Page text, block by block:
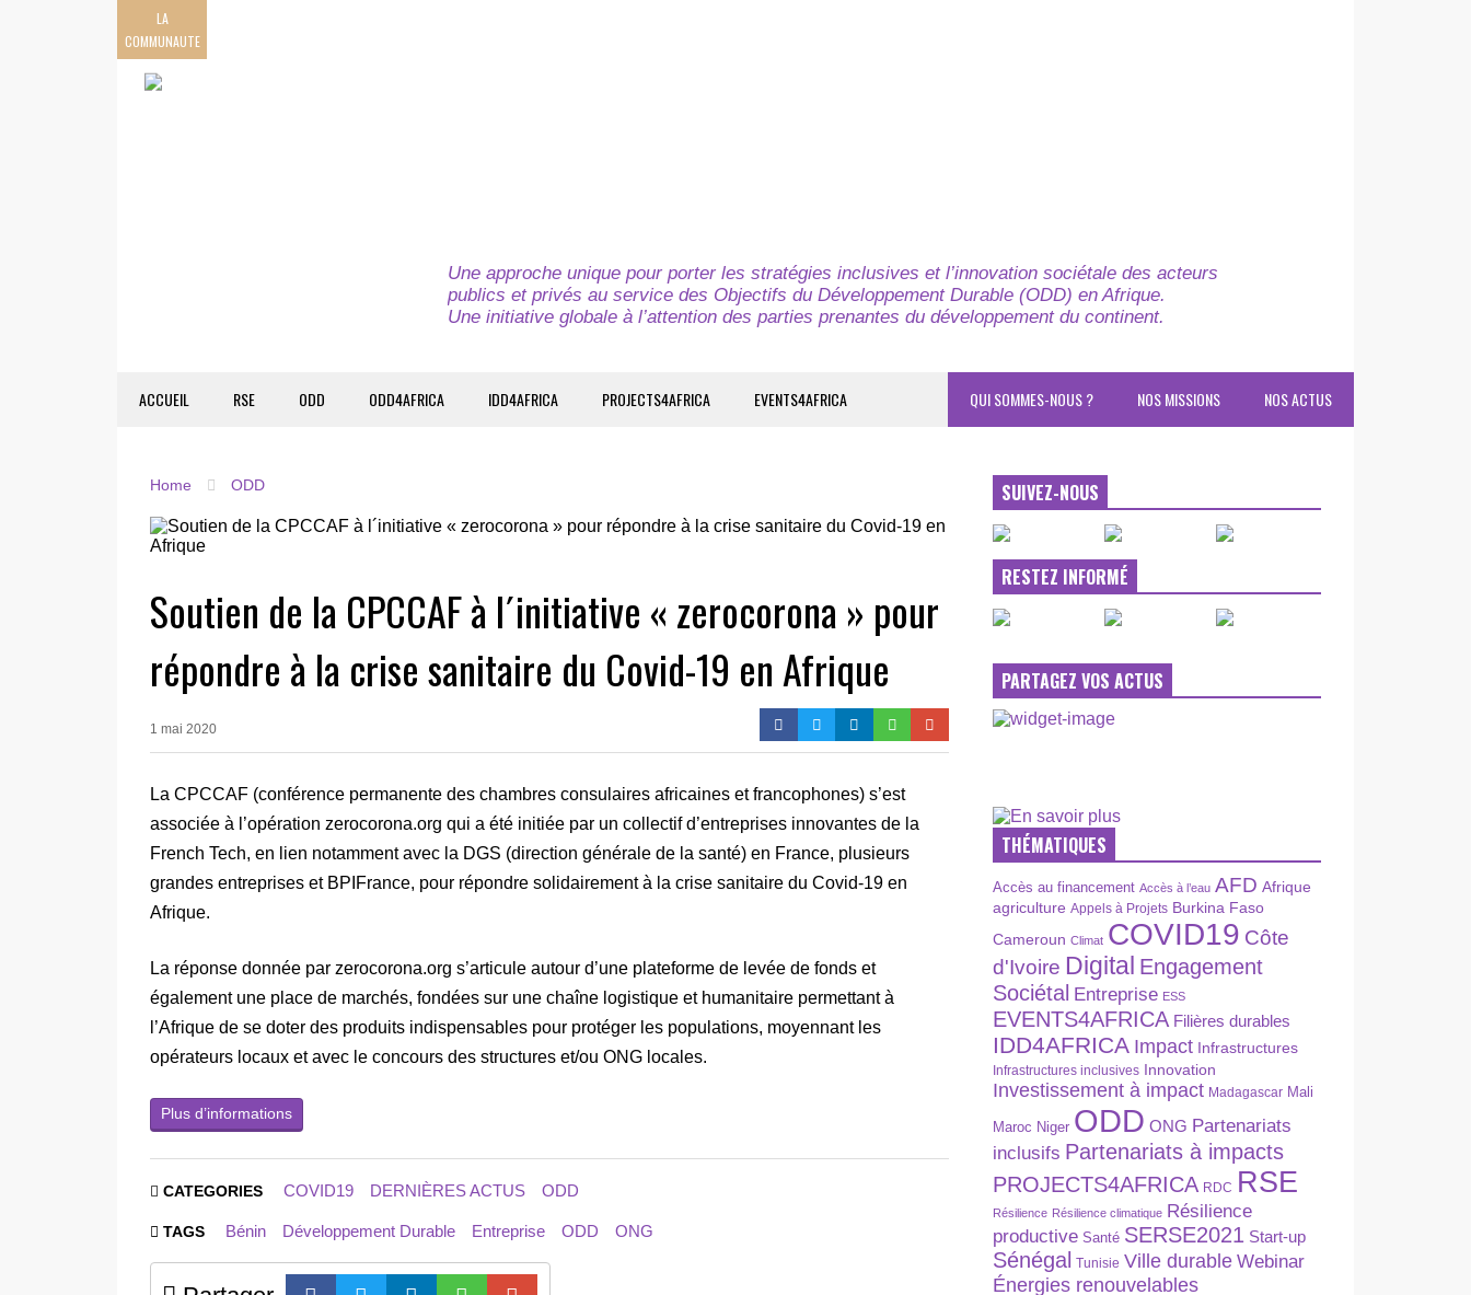
LA
COMMUNAUTE
Une approche unique pour porter les stratégies inclusives et l’innovation sociétale des acteurs
publics et privés au service des Objectifs du Développement Durable (ODD) en Afrique.
Une initiative globale à l’attention des parties prenantes du développement du continent.
ACCUEIL RSE ODD ODD4AFRICA IDD4AFRICA PROJECTS4AFRICA EVENTS4AFRICA NOS ACTUS
NOS MISSIONS
QUI SOMMES-NOUS ?
Home ODD
Soutien de la CPCCAF à l´initiative « zerocorona » pour
répondre à la crise sanitaire du Covid-19 en Afrique
1 mai 2020
La CPCCAF (conférence permanente des chambres consulaires africaines et francophones) s’est
associée à l’opération zerocorona.org qui a été initiée par un collectif d’entreprises innovantes de la
French Tech, en lien notamment avec la DGS (direction générale de la santé) en France, plusieurs
grandes entreprises et BPIFrance, pour répondre solidairement à la crise sanitaire du Covid-19 en
Afrique.
La réponse donnée par zerocorona.org s’articule autour d’une plateforme de levée de fonds et
également une place de marchés, fondées sur une chaîne logistique et humanitaire permettant à
l’Afrique de se doter des produits indispensables pour protéger les populations, moyennant les
opérateurs locaux et avec le concours des structures et/ou ONG locales.
Plus d’informations
CATEGORIES COVID19 DERNIÈRES ACTUS ODD
TAGS Bénin Développement Durable Entreprise ODD ONG
SUIVEZ-NOUS
RESTEZ INFORMÉ
PARTAGEZ VOS ACTUS
THÉMATIQUES
Accès au financement Accès à l’eau AFD Afrique
agriculture Appels à Projets Burkina Faso
Cameroun Climat COVID19 Côte
d'Ivoire Digital Engagement
Sociétal Entreprise ESS
EVENTS4AFRICA Filières durables
IDD4AFRICA Impact Infrastructures
Infrastructures inclusives Innovation
Investissement à impact Madagascar Mali
Maroc Niger ODD ONG Partenariats
inclusifs Partenariats à impacts
PROJECTS4AFRICA RDC RSE
Résilience Résilience climatique Résilience
productive Santé SERSE2021 Start-up
Sénégal Tunisie Ville durable Webinar
Énergies renouvelables